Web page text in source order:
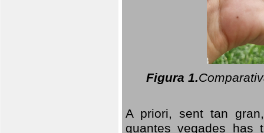
Figura 1.
A priori, sent tan
quantes vegades has